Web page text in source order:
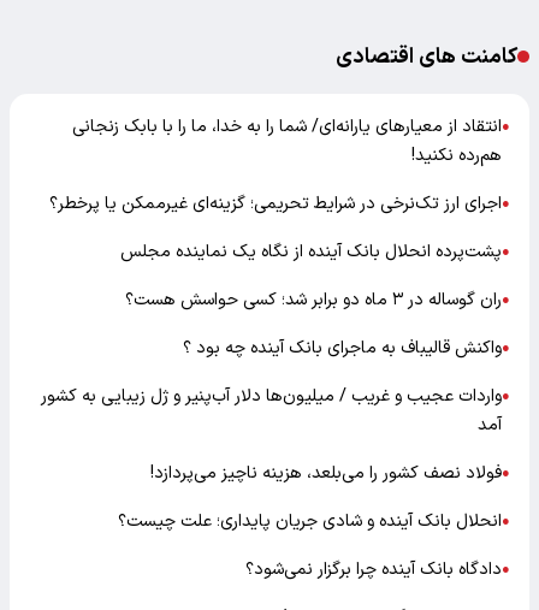
کامنت های اقتصادی
●انتقاد از معیارهای یارانه‌ای/ شما را به خدا، ما را با بابک زنجانی
هم‌رده نکنید!
●اجرای ارز تک‌نرخی در شرایط تحریمی؛ گزینه‌ای غیرممکن یا پرخطر؟
●پشت‌پرده انحلال بانک آینده از نگاه یک نماینده مجلس
●ران گوساله در ۳ ماه دو برابر شد؛ کسی حواسش هست؟
●واکنش قالیباف به ماجرای بانک آینده چه بود ؟
●واردات عجیب و غریب / میلیون‌ها دلار آب‌پنیر و ژل زیبایی به کشور
آمد
●فولاد نصف کشور را می‌بلعد، هزینه ناچیز می‌پردازد!
●انحلال بانک آینده و شادی جریان پایداری؛ علت چیست؟
●دادگاه بانک آینده چرا برگزار نمی‌شود؟